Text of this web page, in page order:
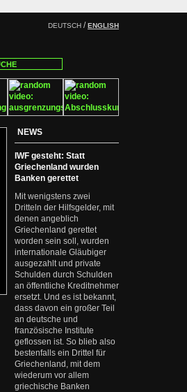
DEUTSCH /ENGLISH
NEWS
IWF gesteht: Statt
Griechenland wurden
Banken gerettet
Mit wenigstens zwei
Dritteln der Hilfsgelder, mit
denen angeblich
Griechenland gerettet
worden sein soll, wurden
internationale Gläubiger
ausgezahlt und private
Schulden durch Schulden
an öffentliche Kreditnehmer
ersetzt. Und es ist bekannt,
dass davon ein großer Teil
an deutsche und
französische Institute
geflossen ist. So blieb also
bestenfalls ein Drittel für
Griechenland, mit dem
wiederum vor allem
griechische Banken